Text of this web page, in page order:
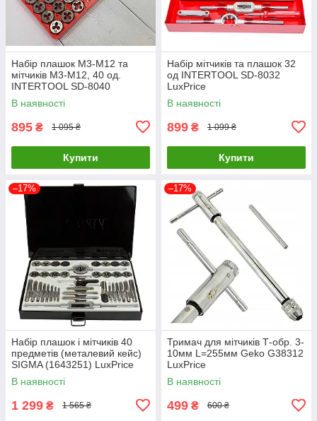
Набір плашок M3-M12 та
мітчиків M3-M12, 40 од.
INTERTOOL SD-8040
LuxPrice
В наявності
895 ₴ 1 095 ₴
Купити
Набір мітчиків та плашок 32
од INTERTOOL SD-8032
LuxPrice
В наявності
899 ₴ 1 099 ₴
Купити
–17%
Набір плашок і мітчиків 40
предметів (металевий кейс)
SIGMA (1643251) LuxPrice
В наявності
1 299 ₴ 1 565 ₴
–17%
Тримач для мітчиків Т-обр. 3-
10мм L=255мм Geko G38312
LuxPrice
В наявності
499 ₴ 600 ₴